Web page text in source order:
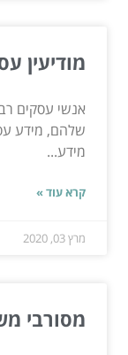
מודיעין
אנשי עסקים
שלהם, מידע
מידע...
קרא עוד »
מרץ 03, 2020
מסורבי